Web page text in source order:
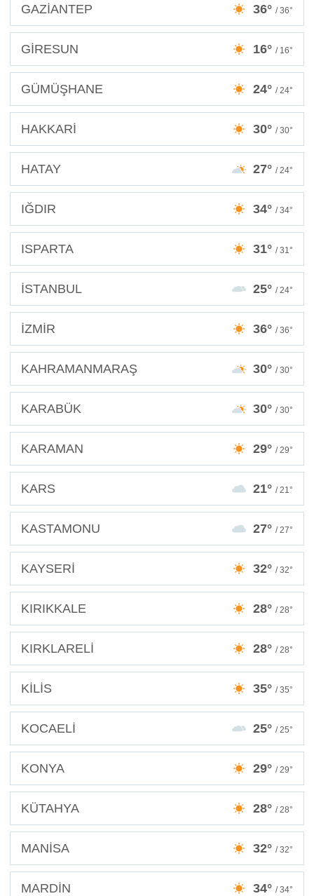
GAZİANTEP 36° / 36°
GİRESUN 16° / 16°
GÜMÜŞHANE 24° / 24°
HAKKARİ 30° / 30°
HATAY 27° / 24°
IĞDIR 34° / 34°
ISPARTA 31° / 31°
İSTANBUL 25° / 24°
İZMİR 36° / 36°
KAHRAMANMARAŞ 30° / 30°
KARABÜK 30° / 30°
KARAMAN 29° / 29°
KARS 21° / 21°
KASTAMONU 27° / 27°
KAYSERİ 32° / 32°
KIRIKKALE 28° / 28°
KIRKLARELİ 28° / 28°
KİLİS 35° / 35°
KOCAELİ 25° / 25°
KONYA 29° / 29°
KÜTAHYA 28° / 28°
MANİSA 32° / 32°
MARDİN 34° / 34°